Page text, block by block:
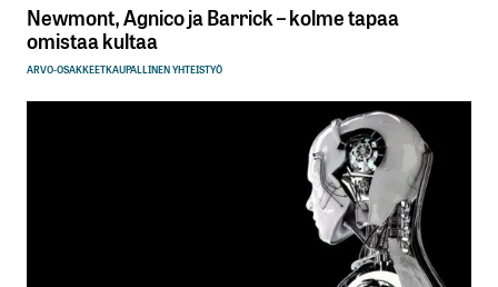
Newmont, Agnico ja Barrick – kolme tapaa
omistaa kultaa
ARVO-OSAKKEETKAUPALLINEN YHTEISTYÖ